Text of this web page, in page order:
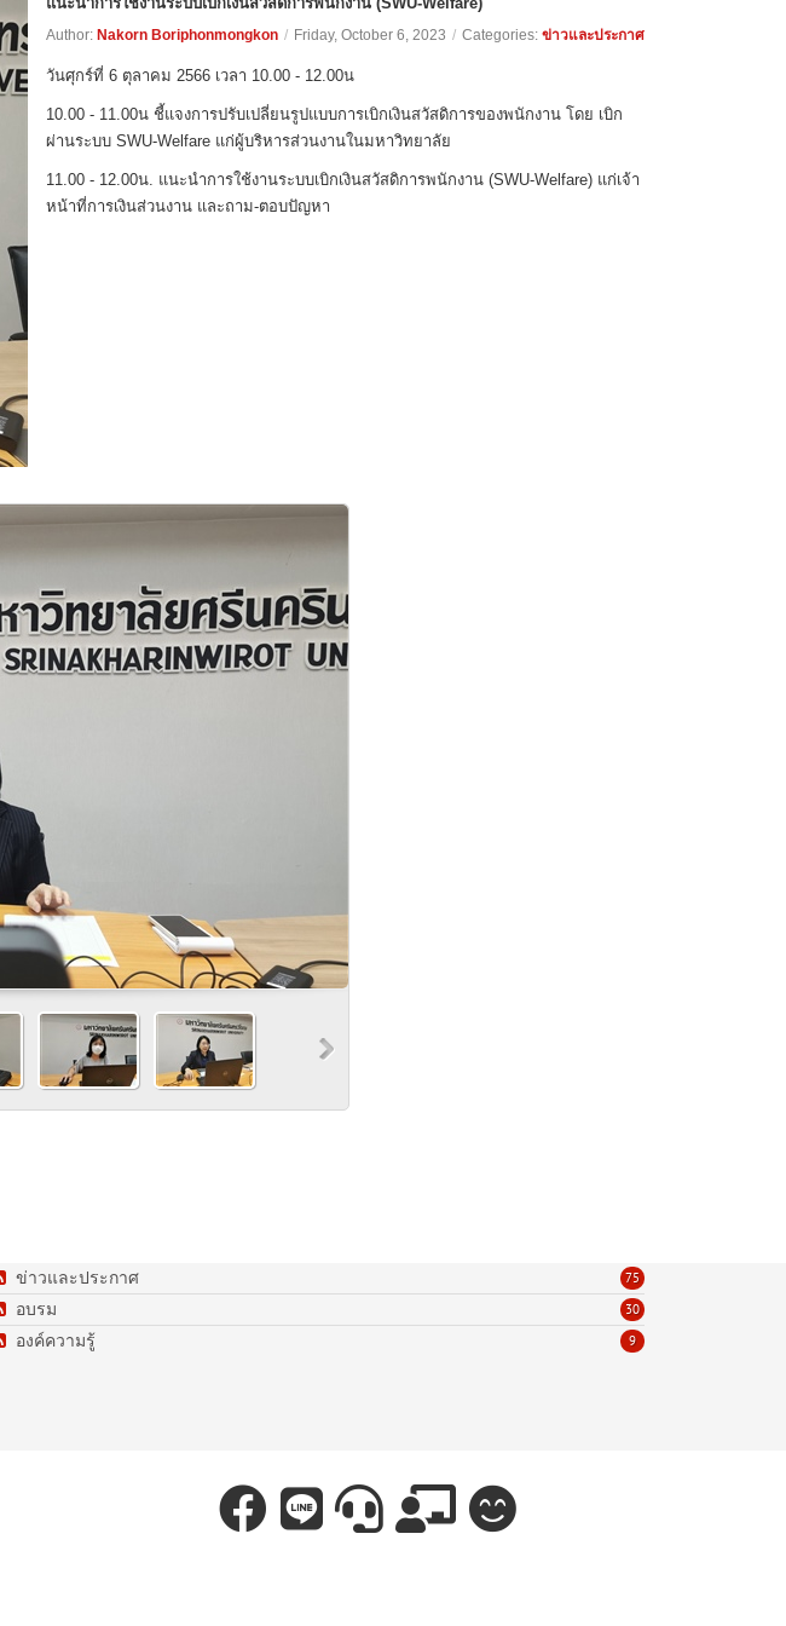
Author: Nakorn Boriphonmongkon / Friday, October 6, 2023 / Categories: ข่าวและประกาศ
วันศุกร์ที่ 6 ตุลาคม 2566 เวลา 10.00 - 12.00น
10.00 - 11.00น ชี้แจงการปรับเปลี่ยนรูปแบบการเบิกเงินสวัสดิการของพนักงาน โดย เบิก
ผ่านระบบ SWU-Welfare แก่ผู้บริหารส่วนงานในมหาวิทยาลัย
11.00 - 12.00น. แนะนำการใช้งานระบบเบิกเงินสวัสดิการพนักงาน (SWU-Welfare) แก่เจ้า
หน้าที่การเงินส่วนงาน และถาม-ตอบปัญหา
75
ข่าวและประกาศ
30
อบรม
9
องค์ความรู้